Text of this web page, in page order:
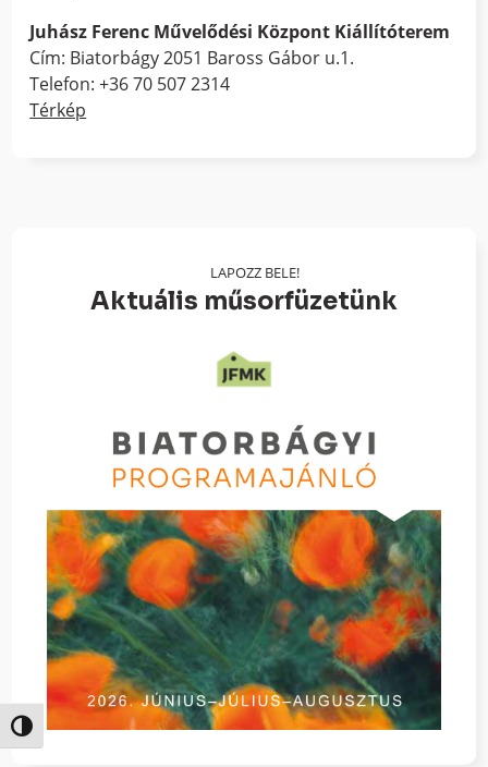
Nagy kontraszt váltása
Juhász Ferenc Művelődési Központ Kiállítóterem
Cím: Biatorbágy 2051 Baross Gábor u.1.
Telefon: +36 70 507 2314
Térkép
LAPOZZ BELE!
Aktuális műsorfüzetünk